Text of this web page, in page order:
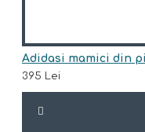
395 Lei